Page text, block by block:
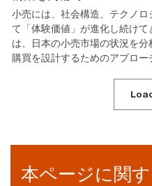
小売には、社会構造、テクノ
て「体験価値」が進化し続け
は、日本の小売市場の状況を
購買を設計するためのアプロー
本ページに関